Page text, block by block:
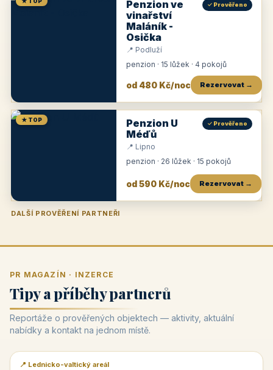
Penzion ve
vinařství
Maláník -
Osička
✓ Prověřeno
📍 Podluží
penzion · 15 lůžek · 4 pokojů
od 480 Kč/noc Rezervovat →
★ TOP
Penzion U
Méďů
✓ Prověřeno
📍 Lipno
penzion · 26 lůžek · 15 pokojů
od 590 Kč/noc Rezervovat →
DALŠÍ PROVĚŘENÍ PARTNEŘI
Penzion U Zámku Pension Faber
PR MAGAZÍN · INZERCE
Tipy a příběhy partnerů
Reportáže o prověřených objektech — aktivity, aktuální
nabídky a kontakt na jednom místě.
📰 PR článek
📍 Lednicko-valtický areál